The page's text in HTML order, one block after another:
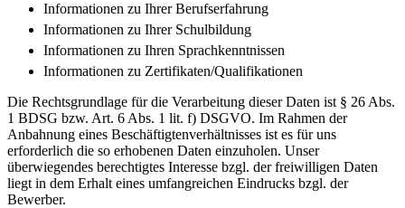
Informationen zu Ihrer Berufserfahrung
Informationen zu Ihrer Schulbildung
Informationen zu Ihren Sprachkenntnissen
Informationen zu Zertifikaten/Qualifikationen
Die Rechtsgrundlage für die Verarbeitung dieser Daten ist § 26 Abs.
1 BDSG bzw. Art. 6 Abs. 1 lit. f) DSGVO. Im Rahmen der
Anbahnung eines Beschäftigtenverhältnisses ist es für uns
erforderlich die so erhobenen Daten einzuholen. Unser
überwiegendes berechtigtes Interesse bzgl. der freiwilligen Daten
liegt in dem Erhalt eines umfangreichen Eindrucks bzgl. der
Bewerber.